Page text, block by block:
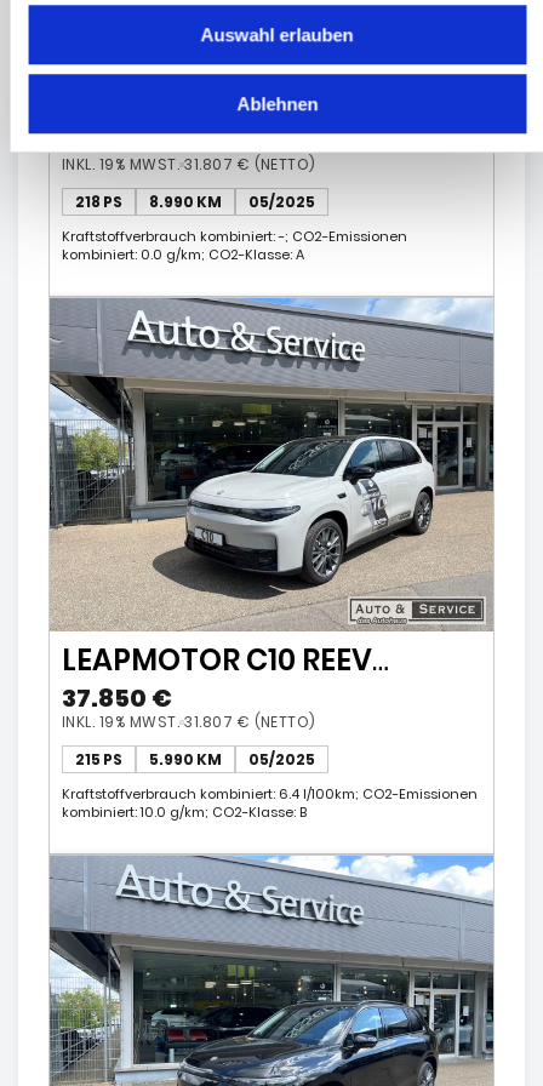
Auswahl erlauben
Ablehnen
LEAPMOTOR C10 Design
Premium-Elektro-SUV /
Top-Ausstattung
37.850 €
INKL. 19% MWST. 31.807 € (NETTO)
218 PS
8.990 KM 05/2025
Kraftstoffverbrauch kombiniert: -; CO2-Emissionen
kombiniert: 0.0 g/km; CO2-Klasse: A
LEAPMOTOR C10 REEV
DESIGN 28,4
37.850 €
INKL. 19% MWST. 31.807 € (NETTO)
215 PS
5.990 KM 05/2025
Kraftstoffverbrauch kombiniert: 6.4 l/100km; CO2-Emissionen
kombiniert: 10.0 g/km; CO2-Klasse: B